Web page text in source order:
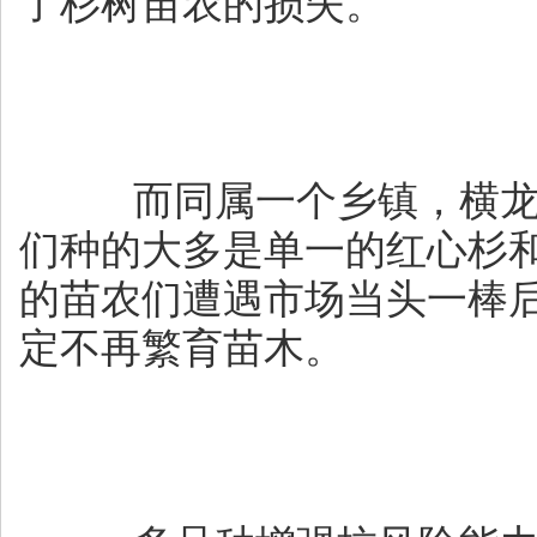
而同属一个乡镇，横龙
们种的大多是单一的红心杉
的苗农们遭遇市场当头一棒
定不再繁育苗木。